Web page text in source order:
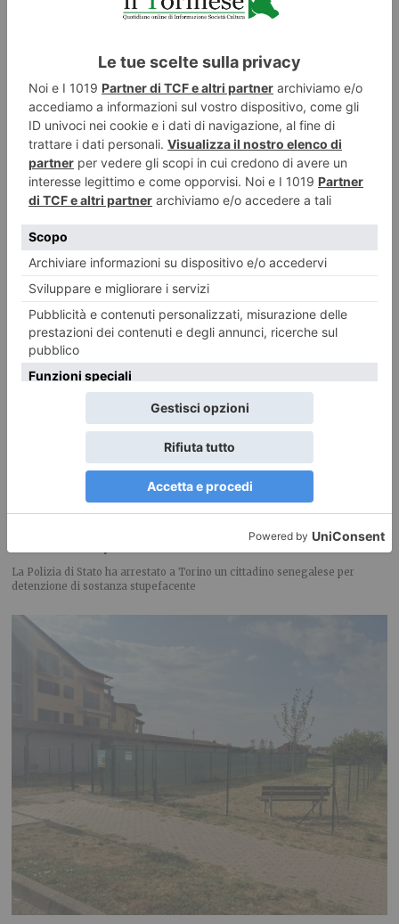
Nuovi orari Nidi comunali: coinvolti 77 Comuni piemontesi
Dalla Regione 1,5 milioni di euro per ampliare gli orari dei servizi a parità
di tariffa
Pusher in monopattino finisce in manette
La Polizia di Stato ha arrestato a Torino un cittadino senegalese per
detenzione di sostanza stupefacente